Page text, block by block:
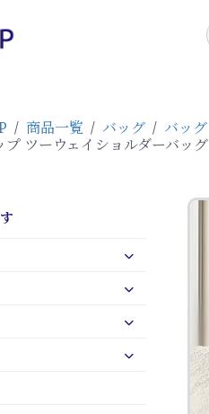
/ 商品一覧 / バッグ / バッグ
プ ツーウェイショルダーバッグ